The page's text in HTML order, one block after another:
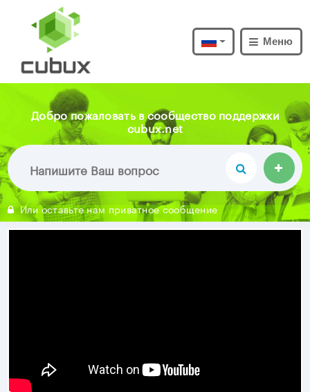
Меню
Добро пожаловать в сообщество поддержки
cubux.net
Или оставьте нам приватное сообщение